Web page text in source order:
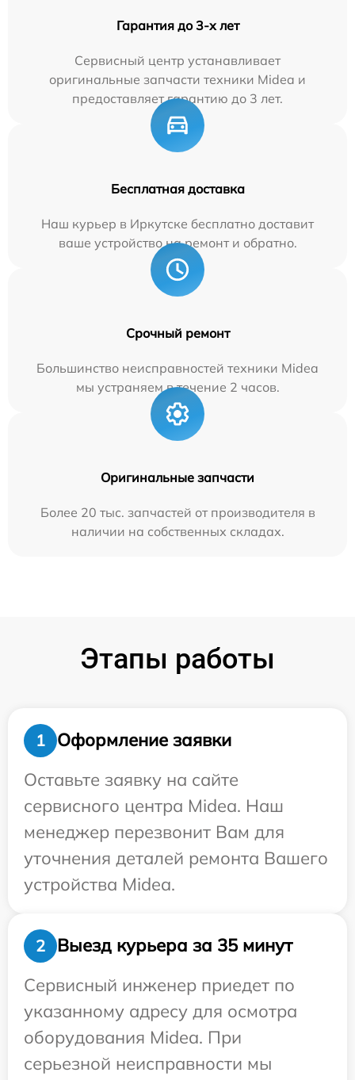
Гарантия до 3-х лет
Сервисный центр устанавливает
оригинальные запчасти техники Midea и
предоставляет гарантию до 3 лет.
Бесплатная доставка
Наш курьер в Иркутске бесплатно доставит
ваше устройство на ремонт и обратно.
Срочный ремонт
Большинство неисправностей техники Midea
мы устраняем в течение 2 часов.
Оригинальные запчасти
Более 20 тыс. запчастей от производителя в
наличии на собственных складах.
Этапы работы
1
Оформление заявки
Оставьте заявку на сайте
сервисного центра Midea. Наш
менеджер перезвонит Вам для
уточнения деталей ремонта Вашего
устройства Midea.
2
Выезд курьера за 35 минут
Сервисный инженер приедет по
указанному адресу для осмотра
оборудования Midea. При
серьезной неисправности мы